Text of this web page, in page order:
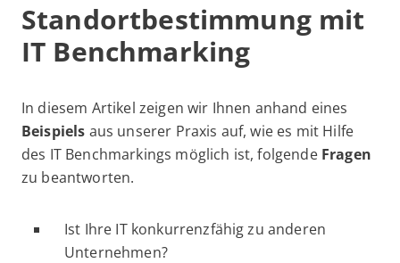
Standortbestimmung mit
IT Benchmarking
In diesem Artikel zeigen wir Ihnen anhand eines
Beispiels aus unserer Praxis auf, wie es mit Hilfe
des IT Benchmarkings möglich ist, folgende Fragen
zu beantworten.
Ist Ihre IT konkurrenzfähig zu anderen
Unternehmen?